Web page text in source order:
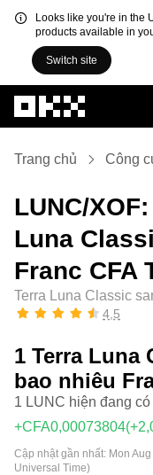
Looks like you're in the
products available in
Switch site
Trang chủ Công
LUNC/
Luna
Franc CFA
Terra Luna Classic
4,5
1 Terra Luna
bao nhiêu
1 LUNC hiện đang
+CFA0,00073804
Cập nhật gần nhất: Mon
Universal Time)